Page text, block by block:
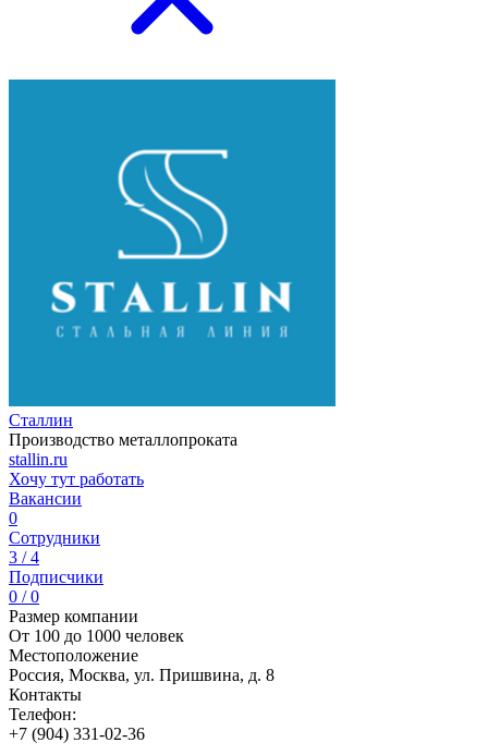
Сталлин
Производство металлопроката
stallin.ru
Хочу тут работать
Вакансии
0
Сотрудники
3 / 4
Подписчики
0 / 0
Размер компании
От 100 до 1000 человек
Местоположение
Россия, Москва, ул. Пришвина, д. 8
Контакты
Телефон:
+7 (904) 331-02-36